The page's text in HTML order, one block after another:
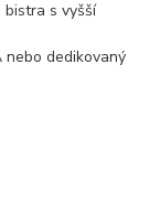
s vyšší
nebo dedikovaný